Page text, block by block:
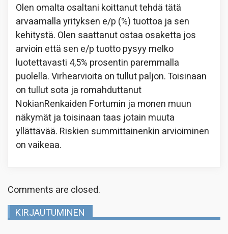
Olen omalta osaltani koittanut tehdä tätä
arvaamalla yrityksen e/p (%) tuottoa ja sen
kehitystä. Olen saattanut ostaa osaketta jos
arvioin että sen e/p tuotto pysyy melko
luotettavasti 4,5% prosentin paremmalla
puolella. Virhearvioita on tullut paljon. Toisinaan
on tullut sota ja romahduttanut
NokianRenkaiden Fortumin ja monen muun
näkymät ja toisinaan taas jotain muuta
yllättävää. Riskien summittainenkin arvioiminen
on vaikeaa.
Comments are closed.
KIRJAUTUMINEN